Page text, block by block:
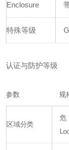
Enclosure
特殊等级
认证与防护等级
参数 规
区域分类